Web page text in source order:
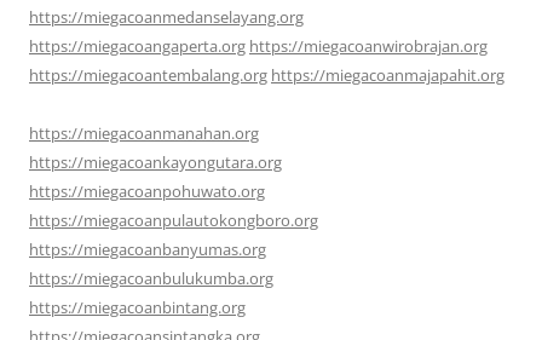
https://miegacoanmedanselayang.org
https://miegacoangaperta.org https://miegacoanwirobrajan.org
https://miegacoantembalang.org https://miegacoanmajapahit.org
https://miegacoanmanahan.org
https://miegacoankayongutara.org
https://miegacoanpohuwato.org
https://miegacoanpulautokongboro.org
https://miegacoanbanyumas.org
https://miegacoanbulukumba.org
https://miegacoanbintang.org